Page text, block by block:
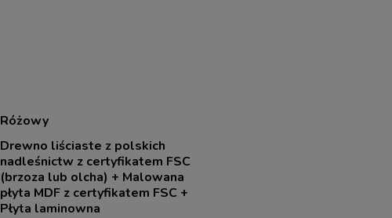
Różowy
Drewno liściaste z polskich
nadleśnictw z certyfikatem FSC
(brzoza lub olcha) + Malowana
płyta MDF z certyfikatem FSC +
Płyta laminowna